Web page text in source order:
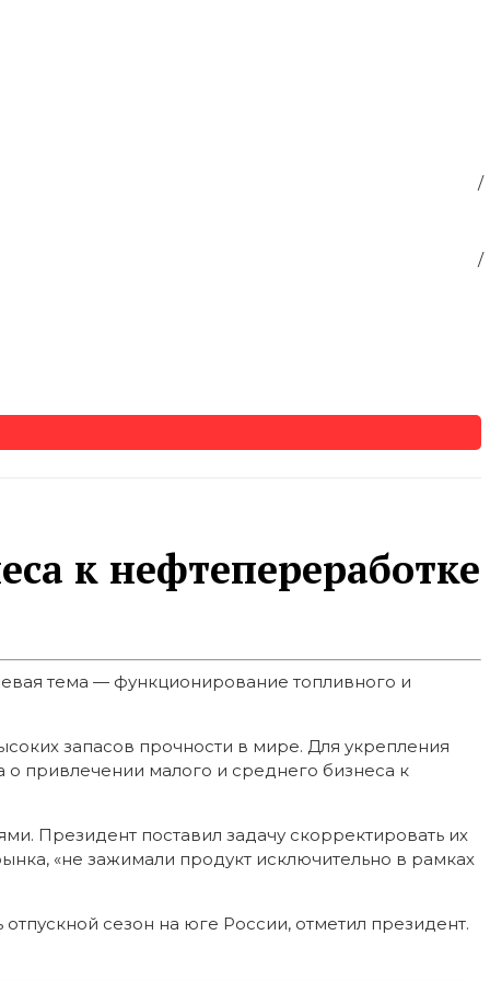
к нефтепереработке
тема — функционирование топливного и
запасов прочности в мире. Для укрепления
о привлечении малого и среднего бизнеса к
Президент поставил задачу скорректировать их
«не зажимали продукт исключительно в рамках
сезон на юге России, отметил президент.